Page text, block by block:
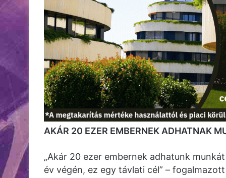
AKÁR 20 EZER EMBERNEK ADHATNAK
„Akár 20 ezer embernek adhatunk
év végén, ez egy távlati cél” –